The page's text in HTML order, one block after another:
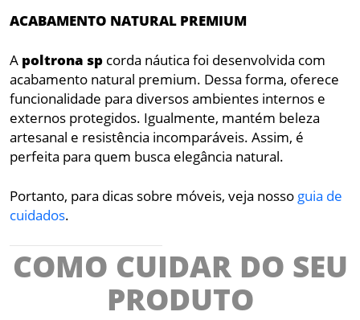
ACABAMENTO NATURAL PREMIUM
A poltrona sp corda náutica foi desenvolvida com
acabamento natural premium. Dessa forma, oferece
funcionalidade para diversos ambientes internos e
externos protegidos. Igualmente, mantém beleza
artesanal e resistência incomparáveis. Assim, é
perfeita para quem busca elegância natural.
Portanto, para dicas sobre móveis, veja nosso guia de
cuidados.
COMO CUIDAR DO SEU
PRODUTO